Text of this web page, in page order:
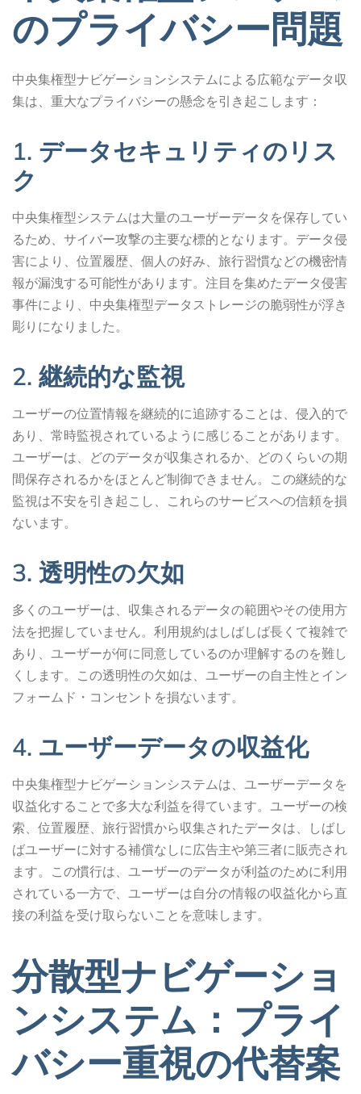
のプライバシー問題
中央集権型ナビゲーションシステムによる広範なデータ収
集は、重大なプライバシーの懸念を引き起こします：
1. データセキュリティのリス
ク
中央集権型システムは大量のユーザーデータを保存してい
るため、サイバー攻撃の主要な標的となります。データ侵
害により、位置履歴、個人の好み、旅行習慣などの機密情
報が漏洩する可能性があります。注目を集めたデータ侵害
事件により、中央集権型データストレージの脆弱性が浮き
彫りになりました。
2. 継続的な監視
ユーザーの位置情報を継続的に追跡することは、侵入的で
あり、常時監視されているように感じることがあります。
ユーザーは、どのデータが収集されるか、どのくらいの期
間保存されるかをほとんど制御できません。この継続的な
監視は不安を引き起こし、これらのサービスへの信頼を損
ないます。
3. 透明性の欠如
多くのユーザーは、収集されるデータの範囲やその使用方
法を把握していません。利用規約はしばしば長くて複雑で
あり、ユーザーが何に同意しているのか理解するのを難し
くします。この透明性の欠如は、ユーザーの自主性とイン
フォームド・コンセントを損ないます。
4. ユーザーデータの収益化
中央集権型ナビゲーションシステムは、ユーザーデータを
収益化することで多大な利益を得ています。ユーザーの検
索、位置履歴、旅行習慣から収集されたデータは、しばし
ばユーザーに対する補償なしに広告主や第三者に販売され
ます。この慣行は、ユーザーのデータが利益のために利用
されている一方で、ユーザーは自分の情報の収益化から直
接の利益を受け取らないことを意味します。
分散型ナビゲーショ
ンシステム：プライ
バシー重視の代替案